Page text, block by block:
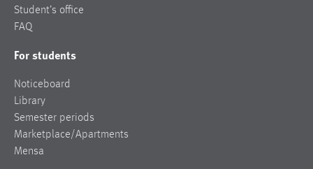
Student’s office
FAQ
For students
Noticeboard
Library
Semester periods
Marketplace/Apartments
Mensa